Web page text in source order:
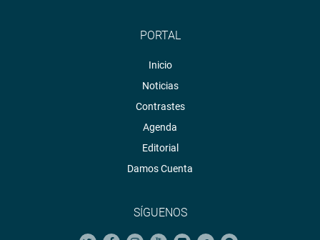
PORTAL
Inicio
Noticias
Contrastes
Agenda
Editorial
Damos Cuenta
SÍGUENOS